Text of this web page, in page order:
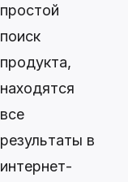
простой
поиск
продукта,
находятся
все
результаты в
интернет-